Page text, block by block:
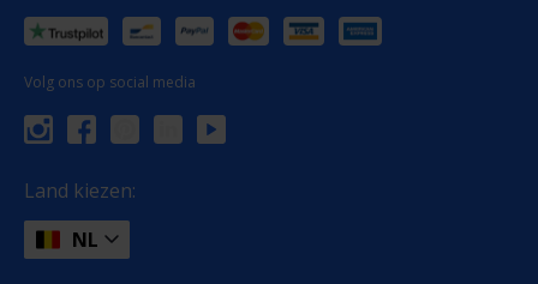
Volg ons op social media
Land kiezen:
NL